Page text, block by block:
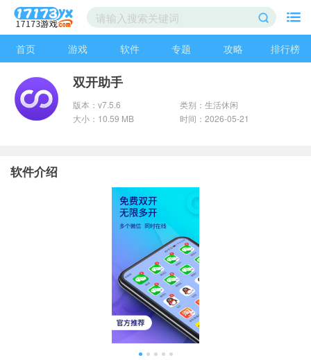
首页 游戏 软件 专题 攻略 排行榜
双开助手
版本：v7.5.6
类别：生活休闲
大小：10.59 MB
时间：2026-05-21
软件介绍